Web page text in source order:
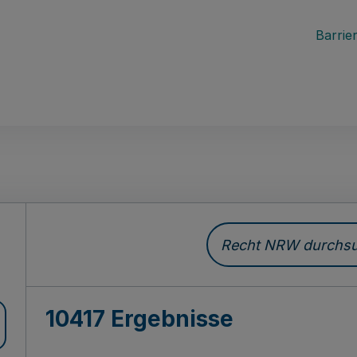
Recht NRW
10417 Ergebnisse